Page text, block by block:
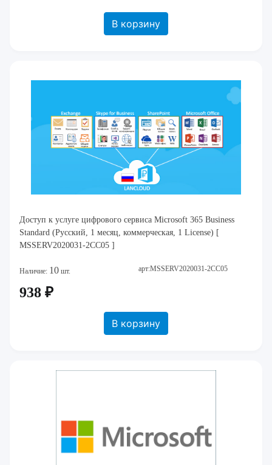
В корзину
Доступ к услуге цифрового сервиса Microsoft 365 Business
Standard (Русский, 1 месяц, коммерческая, 1 License) [
MSSERV2020031-2CC05 ]
Наличие: 10 шт. арт:MSSERV2020031-2CC05
938 ₽
В корзину